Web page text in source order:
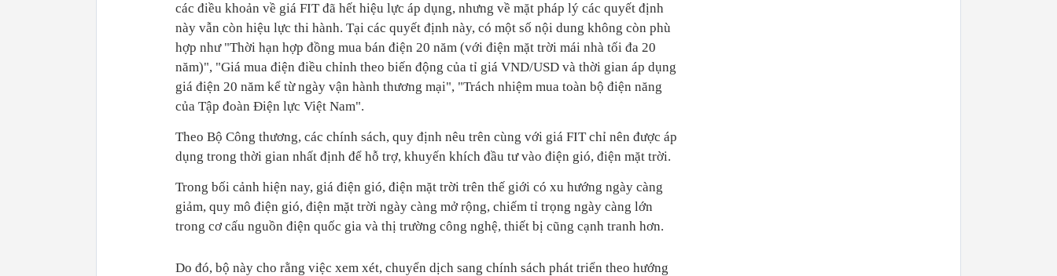
các điều khoản về giá FIT đã hết hiệu lực áp dụng, nhưng về mặt pháp lý các quyết định
này vẫn còn hiệu lực thi hành. Tại các quyết định này, có một số nội dung không còn phù
hợp như "Thời hạn hợp đồng mua bán điện 20 năm (với điện mặt trời mái nhà tối đa 20
năm)", "Giá mua điện điều chỉnh theo biến động của tỉ giá VND/USD và thời gian áp dụng
giá điện 20 năm kể từ ngày vận hành thương mại", "Trách nhiệm mua toàn bộ điện năng
của Tập đoàn Điện lực Việt Nam".
Theo Bộ Công thương, các chính sách, quy định nêu trên cùng với giá FIT chỉ nên được áp
dụng trong thời gian nhất định để hỗ trợ, khuyến khích đầu tư vào điện gió, điện mặt trời.
Trong bối cảnh hiện nay, giá điện gió, điện mặt trời trên thế giới có xu hướng ngày càng
giảm, quy mô điện gió, điện mặt trời ngày càng mở rộng, chiếm tỉ trọng ngày càng lớn
trong cơ cấu nguồn điện quốc gia và thị trường công nghệ, thiết bị cũng cạnh tranh hơn.
Do đó, bộ này cho rằng việc xem xét, chuyển dịch sang chính sách phát triển theo hướng